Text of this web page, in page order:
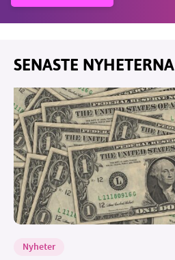
SENASTE NYHETERNA
Nyheter